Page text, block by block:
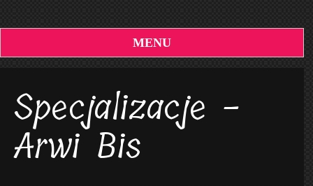
MENU
Specjalizacje -
Arwi Bis